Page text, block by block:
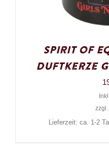
Spirit of
Duftkerze
zzgl.
Lieferzeit: ca. 1-2